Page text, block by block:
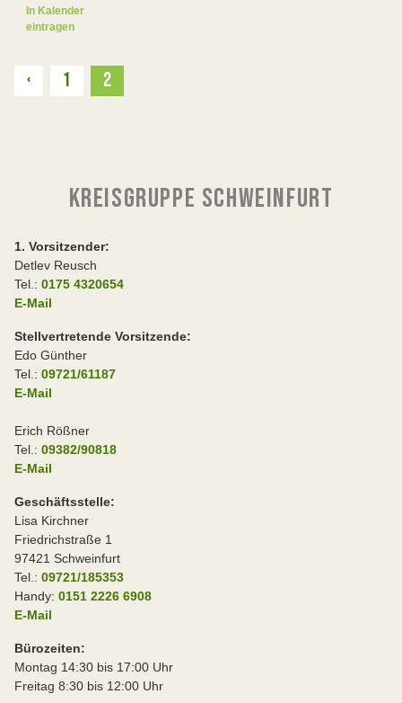
In Kalender
eintragen
Zurück
‹ 1 2
KREISGRUPPE SCHWEINFURT
1. Vorsitzender:
Detlev Reusch
Tel.: 0175 4320654
E-Mail
Stellvertretende Vorsitzende:
Edo Günther
Tel.: 09721/61187
E-Mail
Erich Rößner
Tel.: 09382/90818
E-Mail
Geschäftsstelle:
Lisa Kirchner
Friedrichstraße 1
97421 Schweinfurt
Tel.: 09721/185353
Handy: 0151 2226 6908
E-Mail
Bürozeiten:
Montag 14:30 bis 17:00 Uhr
Freitag 8:30 bis 12:00 Uhr